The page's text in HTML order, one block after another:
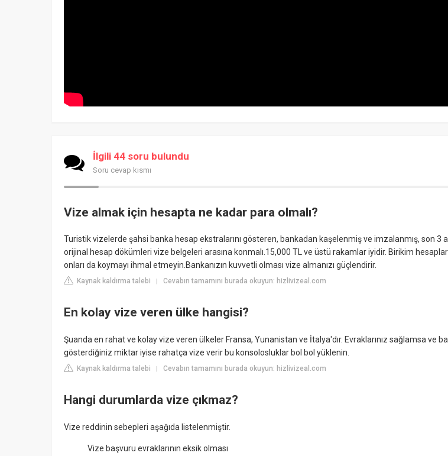
İlgili 44 soru bulundu
Soru cevap kısmı
Vize almak için hesapta ne kadar para olmalı?
Turistik vizelerde şahsi banka hesap ekstralarını gösteren, bankadan kaşelenmiş ve imzalanmış, son 3
orijinal hesap dökümleri vize belgeleri arasına konmalı.15,000 TL ve üstü rakamlar iyidir. Birikim
onları da koymayı ihmal etmeyin.Bankanızın kuvvetli olması vize almanızı güçlendirir.
Kaynak kaldırma talebi | Cevabın tamamını burada okuyun: hizlivizeal.com
En kolay vize veren ülke hangisi?
Şuanda en rahat ve kolay vize veren ülkeler Fransa, Yunanistan ve İtalya'dır. Evraklarınız sağlamsa ve
gösterdiğiniz miktar iyise rahatça vize verir bu konsolosluklar bol bol yüklenin.
Kaynak kaldırma talebi | Cevabın tamamını burada okuyun: hizlivizeal.com
Hangi durumlarda vize çıkmaz?
Vize reddinin sebepleri aşağıda listelenmiştir.
Vize başvuru evraklarının eksik olması